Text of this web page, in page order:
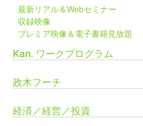
最新リアル＆Webセミナー
収録映像
プレミア映像＆電子書籍見放題
Kan. ワークプログラム
政木フーチ
経済／経営／投資